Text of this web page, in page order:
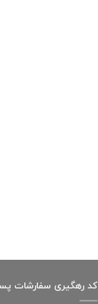
کد رهگیری سفارشات